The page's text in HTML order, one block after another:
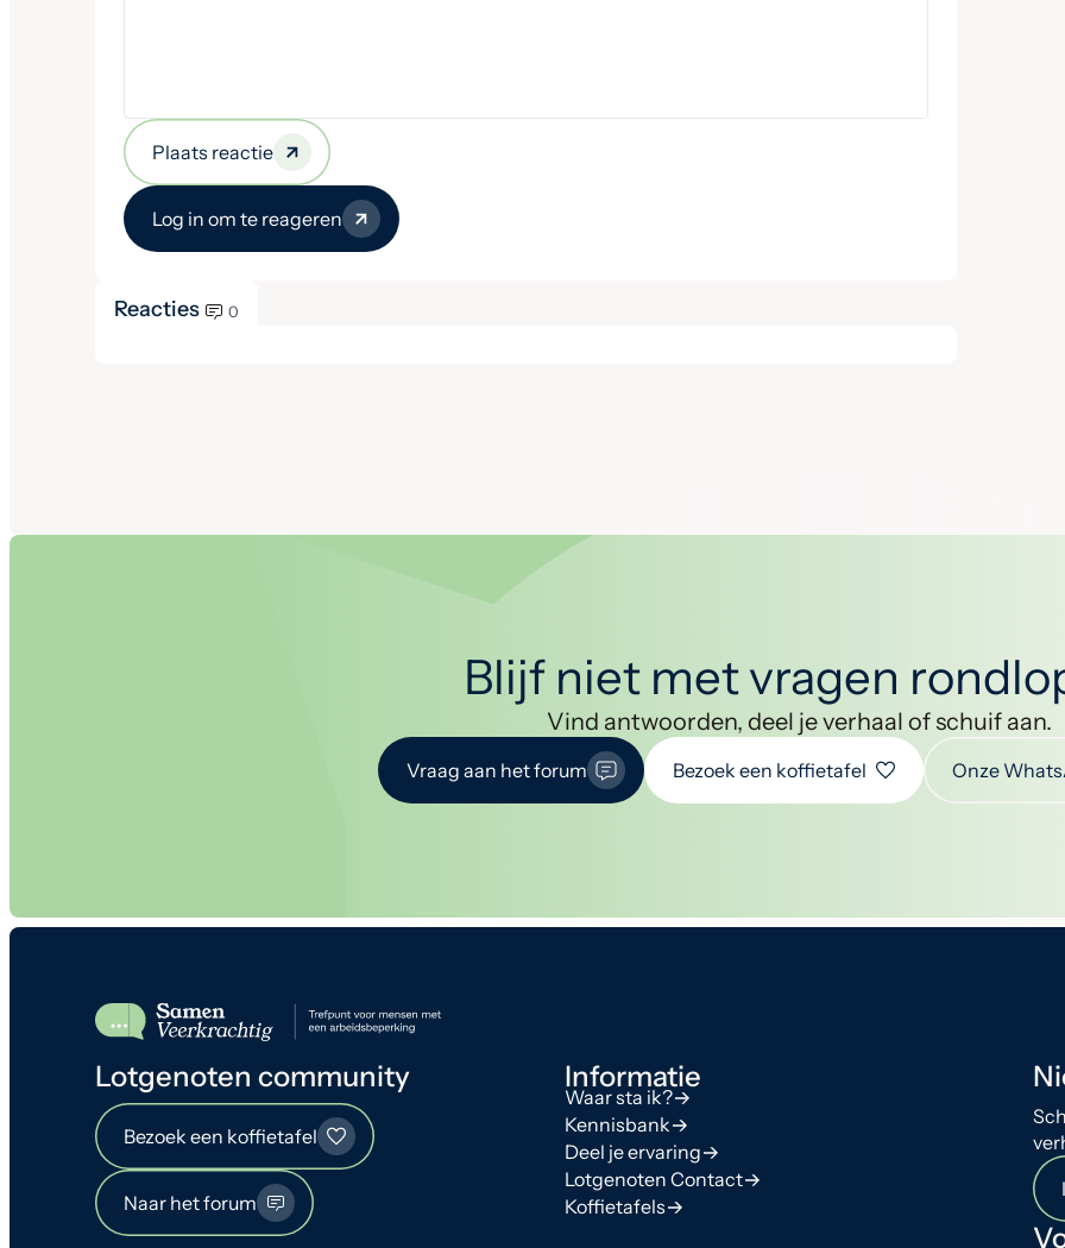
Plaats reactie
Log in om te reageren
Reacties 0
Blijf niet met vragen
Vind antwoorden, deel je verhaal of schuif aan.
Vraag aan het forum Bezoek een koffietafel Onze
Lotgenoten community
Bezoek een koffietafel
Naar het forum
Informatie
Waar sta ik?
Kennisbank
Deel je ervaring
Lotgenoten Contact
Koffietafels